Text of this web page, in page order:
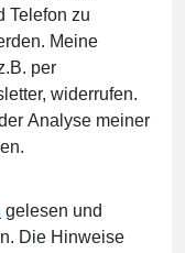
Telefon zu
Meine
per
widerrufen.
Analyse meiner
gelesen und
Die Hinweise